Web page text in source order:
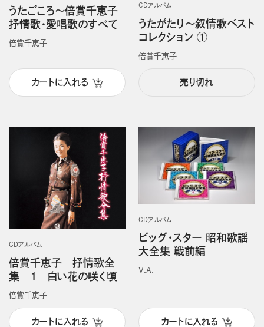
うたごころ～倍賞千恵子
抒情歌・愛唱歌のすべて
倍賞千恵子
カートに入れる
CDアルバム
うたがたり～叙情歌ベスト
コレクション ①
倍賞千恵子
売り切れ
CDアルバム
倍賞千恵子 抒情歌全
集 １ 白い花の咲く頃
倍賞千恵子
カートに入れる
CDアルバム
ビッグ・スター 昭和歌謡
大全集 戦前編
V.A.
カートに入れる